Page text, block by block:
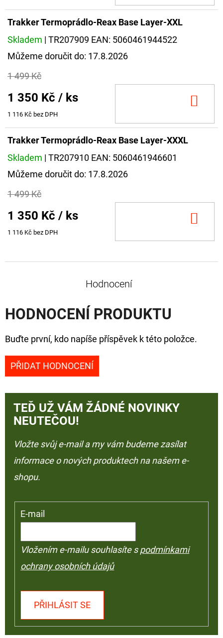
Trakker Termoprádlo-Reax Base Layer-XXL
Skladem | TR207909 EAN: 5060461944522
Můžeme doručit do: 17.8.2026
1 499 Kč
1 350 Kč / ks
1 116 Kč bez DPH
Trakker Termoprádlo-Reax Base Layer-XXXL
Skladem | TR207910 EAN: 5060461946601
Můžeme doručit do: 17.8.2026
1 499 Kč
1 350 Kč / ks
1 116 Kč bez DPH
Hodnocení
HODNOCENÍ PRODUKTU
Buďte první, kdo napíše příspěvek k této položce.
PŘIDAT HODNOCENÍ
TEĎ UŽ VÁM ŽÁDNÉ NOVINKY
NEUTEČOU!
Vložte svůj e-mail a my vám budeme zasílat
informace o nových produktech na našem e-
shopu.
E-mail
Vložením e-mailu souhlasíte spodmínkami
ochrany osobních údajů
PŘIHLÁSIT SE